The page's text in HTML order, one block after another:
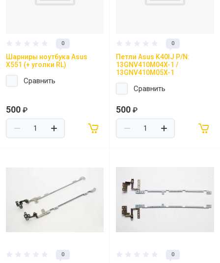
0
Шарниры ноутбука Asus
X551 (+ уголки RL)
Сравнить
500 ₽
0
Петли Asus K40IJ P/N:
13GNV410M04X-1 /
13GNV410M05X-1
Сравнить
500 ₽
0 0